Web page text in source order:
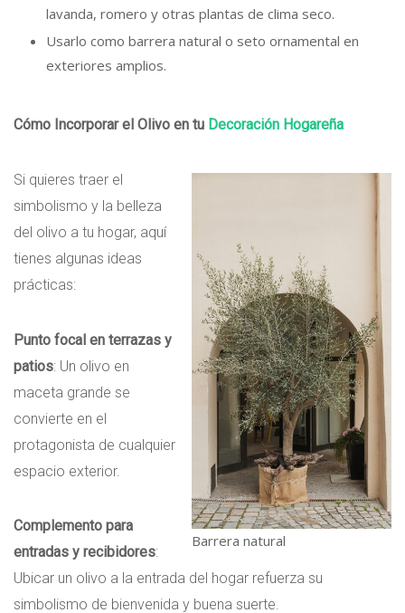
lavanda, romero y otras plantas de clima seco.
Usarlo como barrera natural o seto ornamental en
exteriores amplios.
Cómo Incorporar el Olivo en tu Decoración Hogareña
Barrera natural
Si quieres traer el
simbolismo y la belleza
del olivo a tu hogar, aquí
tienes algunas ideas
prácticas:
Punto focal en terrazas y
patios: Un olivo en
maceta grande se
convierte en el
protagonista de cualquier
espacio exterior.
Complemento para
entradas y recibidores:
Ubicar un olivo a la entrada del hogar refuerza su
simbolismo de bienvenida y buena suerte.